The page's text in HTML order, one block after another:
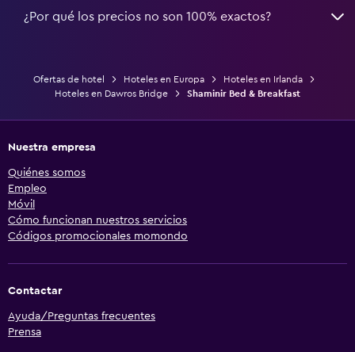
¿Por qué los precios no son 100% exactos?
Ofertas de hotel Hoteles en Europa
Hoteles en Irlanda
Hoteles en Dawros Bridge
Shaminir Bed & Breakfast
Nuestra empresa
Quiénes somos
Empleo
Móvil
Cómo funcionan nuestros servicios
Códigos promocionales momondo
Contactar
Ayuda/Preguntas frecuentes
Prensa